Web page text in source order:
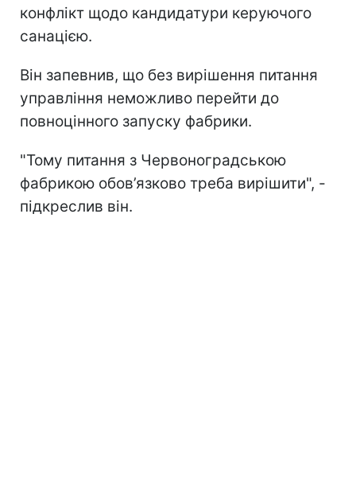
конфлікт щодо кандидатури керуючого
санацією.
Він запевнив, що без вирішення питання
управління неможливо перейти до
повноцінного запуску фабрики.
"Тому питання з Червоноградською
фабрикою обов’язково треба вирішити", -
підкреслив він.